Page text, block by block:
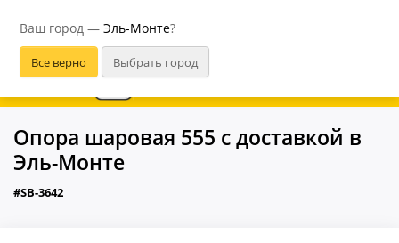
Ваш город — Эль-Монте?
В приложении удобнее
Опора шаровая 555 с доставкой в
Эль-Монте
#SB-3642